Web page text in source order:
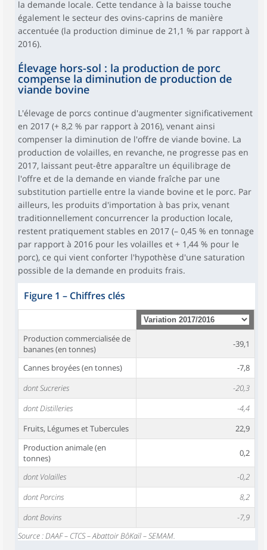
la demande locale. Cette tendance à la baisse touche
également le secteur des ovins-caprins de manière
accentuée (la production diminue de 21,1 % par rapport à
2016).
Élevage hors-sol : la production de porc
compense la diminution de production de
viande bovine
L'élevage de porcs continue d'augmenter significativement
en 2017 (+ 8,2 % par rapport à 2016), venant ainsi
compenser la diminution de l'offre de viande bovine. La
production de volailles, en revanche, ne progresse pas en
2017, laissant peut-être apparaître un équilibrage de
l'offre et de la demande en viande fraîche par une
substitution partielle entre la viande bovine et le porc. Par
ailleurs, les produits d'importation à bas prix, venant
traditionnellement concurrencer la production locale,
restent pratiquement stables en 2017 (– 0,45 % en tonnage
par rapport à 2016 pour les volailles et + 1,44 % pour le
porc), ce qui vient conforter l'hypothèse d'une saturation
possible de la demande en produits frais.
Figure 1 – Chiffres clés
Production commercialisée de
bananes (en tonnes)
-39,1
Cannes broyées (en tonnes)
-7,8
dont Sucreries
-20,3
dont Distilleries
-4,4
Fruits, Légumes et Tubercules
22,9
Production animale (en
tonnes)
0,2
dont Volailles
-0,2
dont Porcins
8,2
dont Bovins
-7,9
Source : DAAF – CTCS – Abattoir BôKaïl – SEMAM.